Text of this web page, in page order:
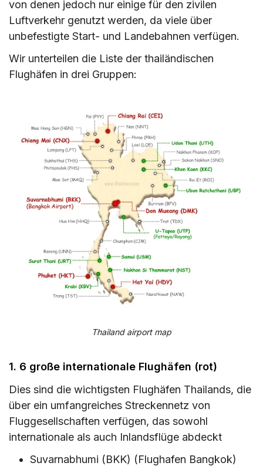
und deren Codes (IATA/ICAO)
III. Get a SIM Card at Thailand Airport by
Province
IV. Erwerb einer SIM-Karte an thailändischen
Flughäfen und Grenzübergängen nach
Kann ich mir eine eSIM besorgen, bevor ich
am Flughafen in Thailand ankomme?
V. Entfernungen zwischen Flughäfen in Thailand
VI. Entfernung von thailändischen Flughäfen zur
VII. Flughafenvorschriften in Thailand
von denen jedoch nur einige für den zivilen
Luftverkehr genutzt werden, da viele über
unbefestigte Start- und Landebahnen verfügen.
Wir unterteilen die Liste der thailändischen
Flughäfen in drei Gruppen:
Thailand airport map
1. 6 große internationale Flughäfen (rot)
Dies sind die wichtigsten Flughäfen Thailands, die
über ein umfangreiches Streckennetz von
Fluggesellschaften verfügen, das sowohl
internationale als auch Inlandsflüge abdeckt
Suvarnabhumi (BKK) (Flughafen Bangkok)